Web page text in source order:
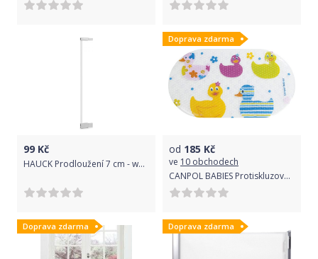
99 Kč
HAUCK Prodloužení 7 cm - white
Doprava zdarma
od 185 Kč
ve 10 obchodech
CANPOL BABIES Protiskluzová podložka do vany kačenky
Doprava zdarma Doprava zdarma